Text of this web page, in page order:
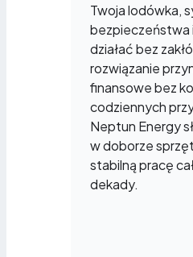
Twoja lodówka,
bezpieczeństwa
działać bez
rozwiązanie
finansowe bez
codziennych
Neptun Energy
w doborze
stabilną pracę
dekady.